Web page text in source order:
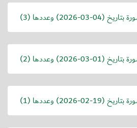
بتاريخ (2026-03-04) وعددها (3)
بتاريخ (2026-03-01) وعددها (2)
بتاريخ (2026-02-19) وعددها (1)